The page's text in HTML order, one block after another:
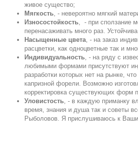
живое существо;
Мягкость, - невероятно мягкий
Износостойкость, - при сползание
перенасаживать много раз.
Насыщенные цвета, - на заказ
расцветки, как одноцветные так и
Индивидуальность, - на ряду с
любимыми формами присутствуют
разработки которых нет на рынке,
капризной форели. Возможно
корректировка существующих форм
Уловистость, - в каждую приманку
время, знания и душа так и советы
Рыболовов. Я прислушиваюсь к